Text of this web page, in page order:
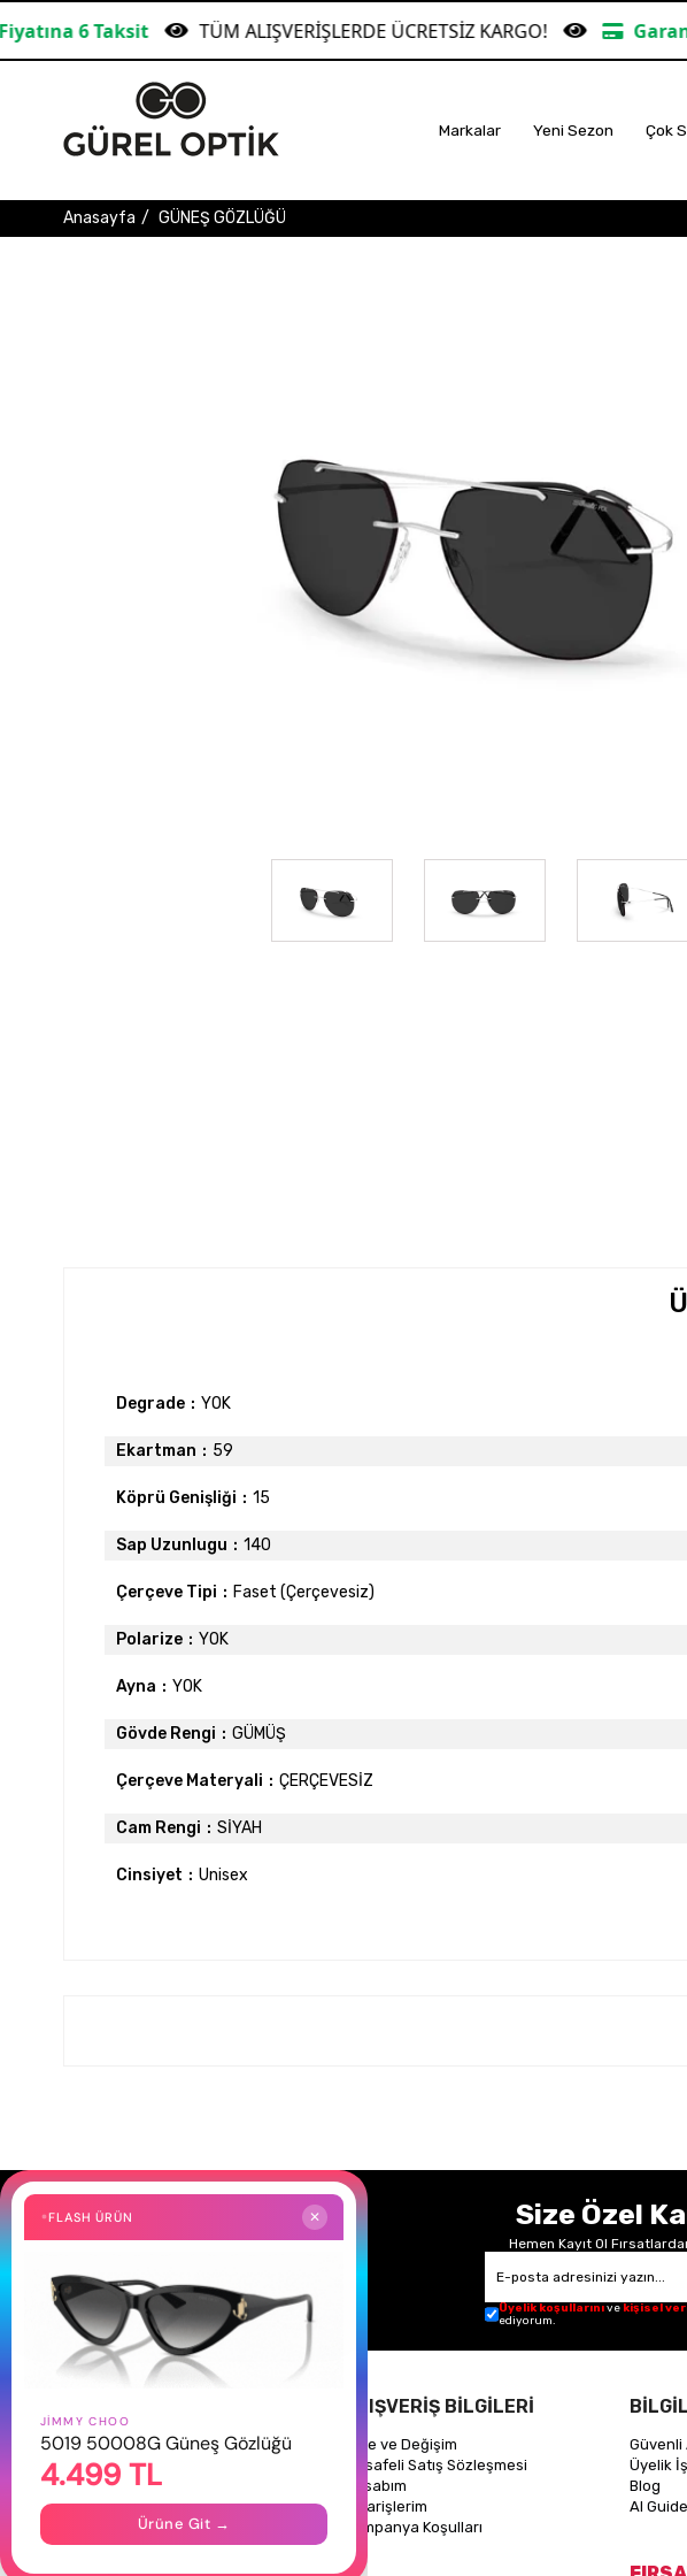
TÜM ALIŞVERİŞLERDE ÜCRETSİZ KARGO! Garanti Bankasına
Markalar Yeni Sezon Çok
Anasayfa GÜNEŞ GÖZLÜĞÜ
Degrade YOK
Ekartman 59
Köprü Genişliği 15
Sap Uzunlugu 140
Çerçeve Tipi Faset (Çerçevesiz)
Polarize YOK
Ayna YOK
Gövde Rengi GÜMÜŞ
Çerçeve Materyali ÇERÇEVESİZ
Cam Rengi SİYAH
Cinsiyet Unisex
Size Özel
Hemen Kayıt Ol
Üyelik koşullarınıve kişisel
ediyorum.
Hakkımızda
Gizlilik Politikası
İletişim
Mağazalarımız
Takipte Kal
ALIŞVERİŞ BİLGİLERİ
İade ve Değişim
Mesafeli Satış Sözleşmesi
Hesabım
Siparişlerim
Kampanya Koşulları
Güvenli
Üyelik
Blog
AI
FLASH ÜRÜN ✕
JIMMY CHOO
5019 50008G Güneş Gözlüğü
4.499 TL
Ürüne Git →